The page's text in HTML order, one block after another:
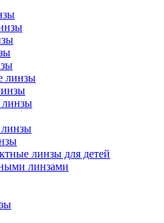
линзы
линзы
линзы для детей
линзами